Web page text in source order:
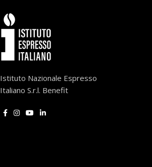
Istituto Nazionale Espresso
Italiano S.r.l. Benefit